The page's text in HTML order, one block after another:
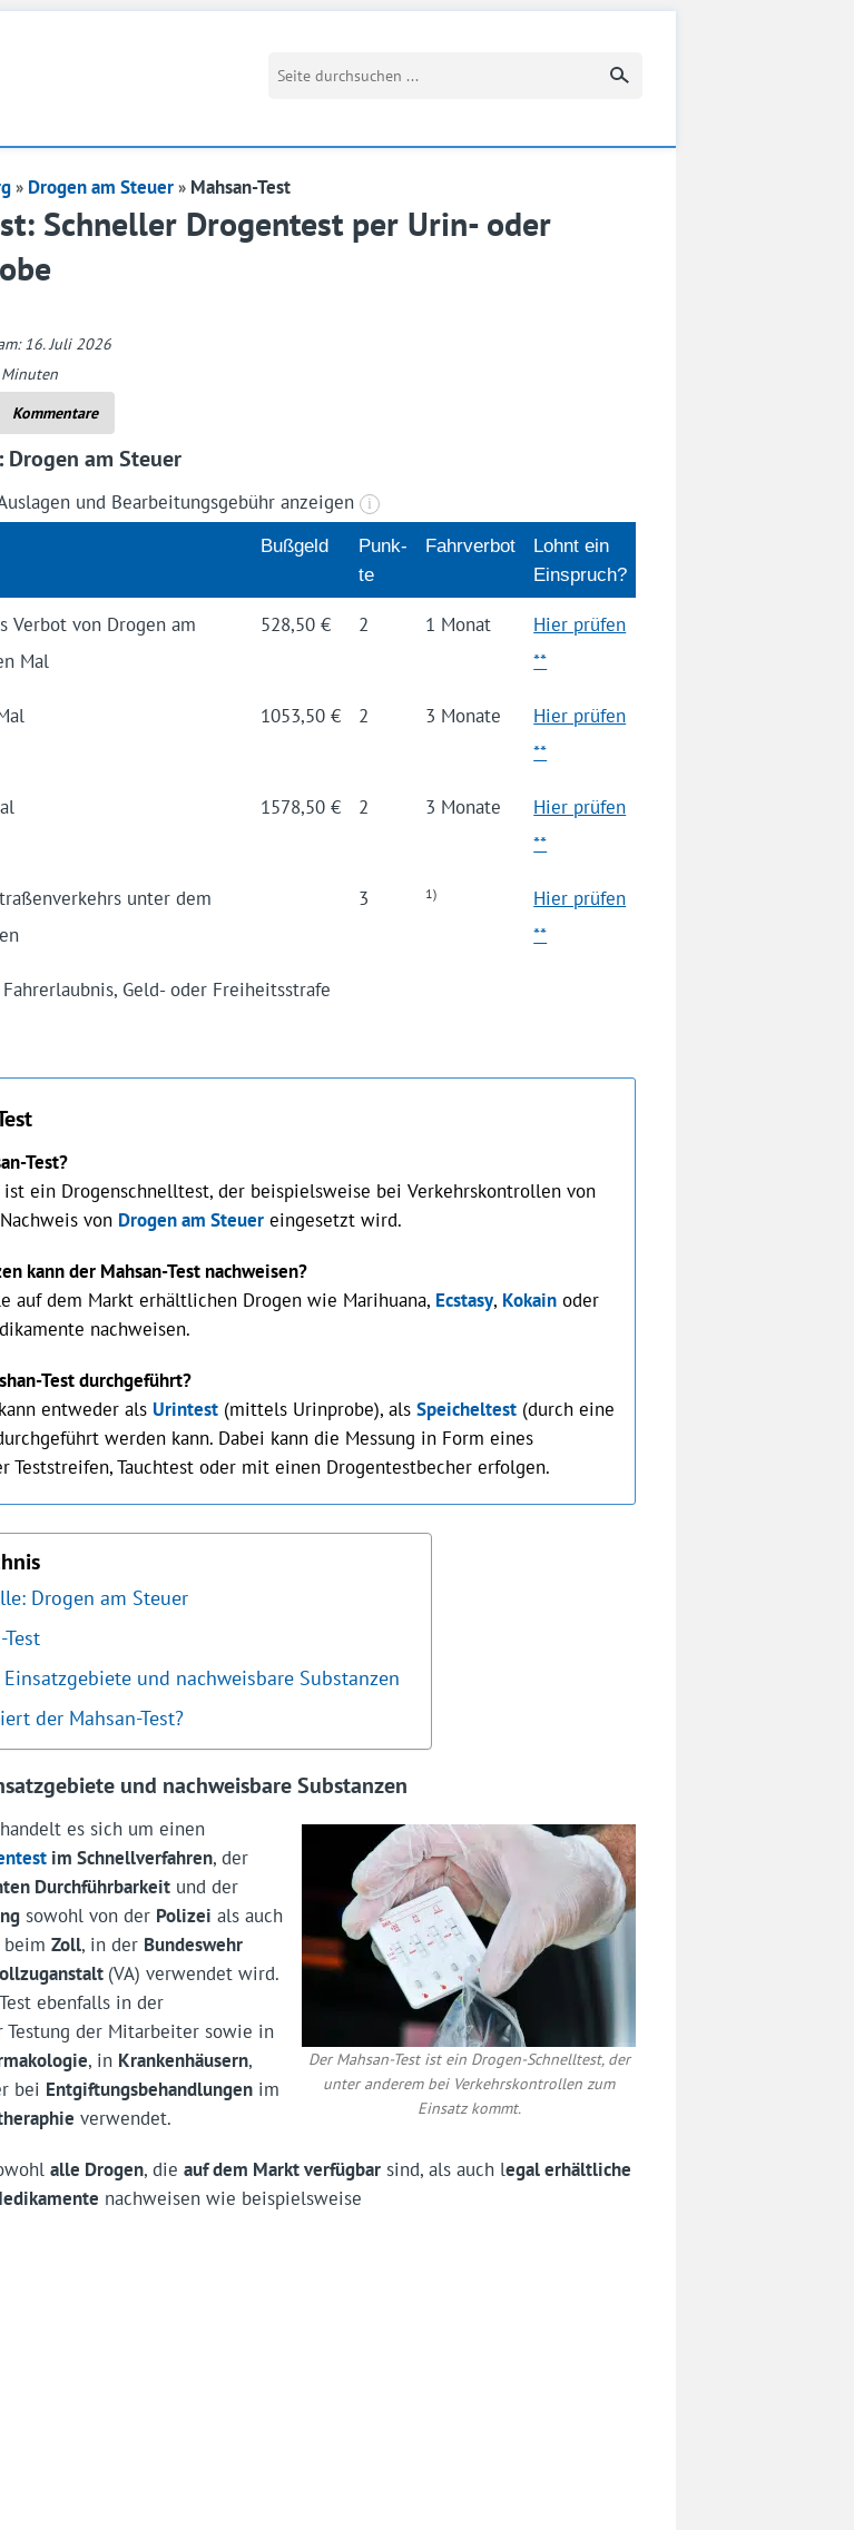
Suchbegriff eingeben
Drogen am Steuer Mahsan-Test
Schneller Drogentest per Urin- oder
16. Juli 2026
Minuten
Kommentare
am Steuer
und Bearbeitungsgebühr anzeigen i
Buß­geld
Punk­
te
Fahrverbot
Lohnt ein
Einspruch?
Ver­bot von Drogen am
Mal
528,50 € 2 1 Monat
Hier prüfen
**
1053,50 € 2 3 Monate
Hier prüfen
**
1578,50 € 2 3 Monate
Hier prüfen
**
unter dem
3 1)
Hier prüfen
**
Geld- oder Freiheitsstrafe
Test?
ist ein Drogenschnelltest, der beispielsweise bei Verkehrskontrollen von
von Drogen am Steuereingesetzt wird.
kann der Mahsan-Test nachweisen?
auf dem Markt erhältlichen Drogen wie Marihuana, Ecstasy, Kokainoder
nachweisen.
Test durchgeführt?
entweder als Urintest(mittels Urinprobe), als Speicheltest(durch eine
werden kann. Dabei kann die Messung in Form eines
Teststreifen, Tauchtest oder mit einen Drogentestbecher erfolgen.
Drogen am Steuer
Test
Einsatzgebiete und nachweisbare Substanzen
der Mahsan-Test?
und nachweisbare Substanzen
Der Mahsan-Test ist ein Drogen-Schnelltest, der
unter anderem bei Verkehrskontrollen zum
Einsatz kommt.
es sich um einen
im Schnellverfahren, der
Durchführbarkeitund der
sowohl von der Polizei als auch
beim Zoll, in der Bundeswehr
(VA) verwendet wird.
ebenfalls in der
der Mitarbeiter sowie in
, in Krankenhäusern,
bei Entgiftungsbehandlungenim
verwendet.
alle Drogen, die auf dem Markt verfügbarsind, als auch legal erhältliche
nachweisen wie beispielsweise